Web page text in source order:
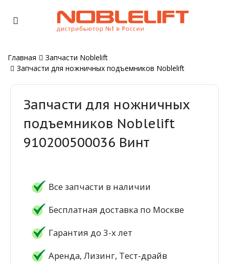
Главная
Запчасти Noblelift
Запчасти для ножничных подъемников Noblelift
Запчасти для ножничных
подъемников Noblelift
910200500036 Винт
Все запчасти в наличии
Бесплатная доставка по Москве
Гарантия до 3-х лет
Аренда, Лизинг, Тест-драйв